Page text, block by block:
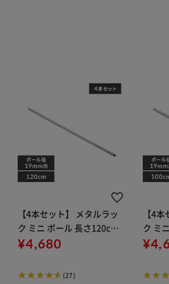
【4本セット】 メタルラッ
ク ミニ ポール 長さ120cm
MM-1200P (ポール直径19
¥4,680
(27)
【4
ク ミ
MM-